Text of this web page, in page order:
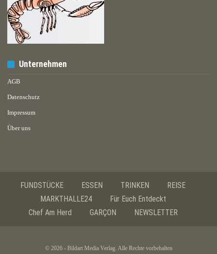
Unternehmen
AGB
Datenschutz
Impressum
Über uns
FUNDSTÜCKE ESSEN TRINKEN
REISE
MARKTHALLE24
Für Euch Entdeckt
Chef Am Herd
GARÇON NEWSLETTER
© 2026 - Bildart Media Verlag. Alle Rechte vorbehalten